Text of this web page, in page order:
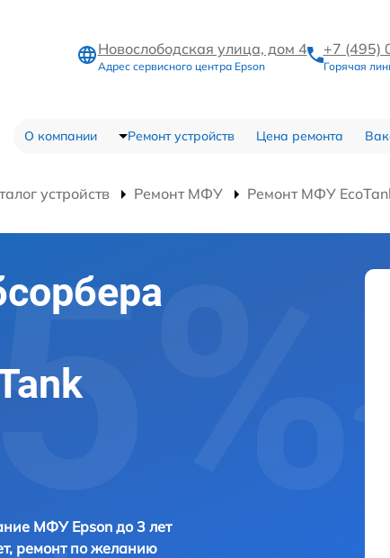
Новослободская улица, дом 4
Адрес сервисного центра Epson
+7 (495)
Горячая
О компании Ремонт устройств Цена ремонта
устройств Ремонт МФУ Ремонт МФУ
МФУ Epson до 3 лет
ремонт по желанию